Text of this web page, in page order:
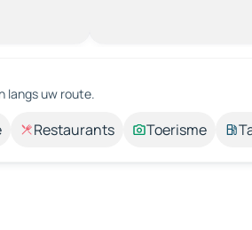
langs uw route.
Restaurants Toerisme